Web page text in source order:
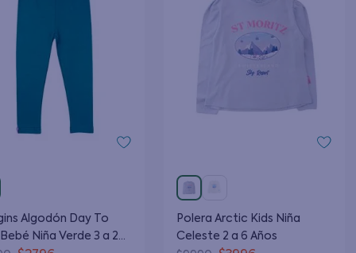
Algodón Day To
Niña Verde 3 a 24
Polera Arctic Kids Niña
Celeste 2 a 6 Años